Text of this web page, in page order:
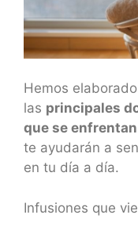
Hemos
las principales
que se
te ayudarán a
en tu día a día.
Infusiones que